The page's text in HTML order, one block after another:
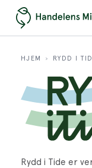
HJEM › RYDD I
Rydd i Tide er